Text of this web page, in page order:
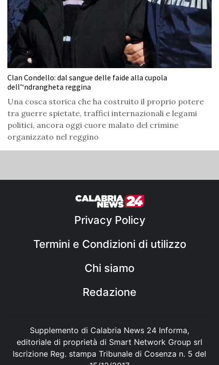
Clan Condello: dal sangue delle faide alla cupola
dell’‘ndrangheta reggina
Una cosca storica che ha costruito il proprio potere
tra guerre spietate, traffici internazionali e legami
politici, ancora oggi cuore malato del crimine
organizzato nel reggino
Privacy Policy
Termini e Condizioni di utilizzo
Chi siamo
Redazione
Supplemento di Calabria News 24 Informa,
editoriale di proprietà di Smart Network Group srl
Iscrizione Reg. stampa Tribunale di Cosenza n. 5 del